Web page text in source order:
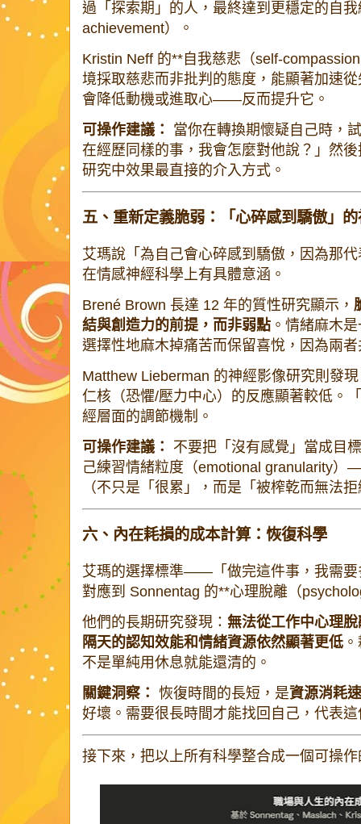
過「探索期」的人，最終達到更穩定的自
achievement）。
Kristin Neff 的**自我慈悲（self-
境採取慈悲而非批判的態度，能顯著加速
會降低動機或進取心——反而提升它。
可操作建議：
當你在轉換期懷疑自己時，
在經歷同樣的事，我會怎麼對他說？」然
研究中效果最直接的介入方式。
五、重新定義脆弱：「心碎感到驕傲」
艾瑪說「為自己會心碎感到驕傲，因為那
在情感神經科學上有具體意涵。
Brené Brown 長達 12 年的質性研究顯示，
結與創造力的前提，而非弱點 。情緒麻木
選擇性地麻木掉痛苦而保留喜悅，因為兩
Matthew Lieberman 的神經影像研究則發
仁核（恐懼/壓力中心）的反應顯著較低。
經層面的調節機制。
可操作建議：
不要把「沒有感覺」當成目
己練習情緒粒度（emotional granularity
（不只是「很累」，而是「被榨乾而無法
六、內在耗損的成本計算：恢復科學
艾瑪的選擇標準——「做完這件事，我需
對應到 Sonnentag 的**心理脫離（
他們的長期研究發現： 無法從工作中心理
隔天的認知效能和情緒資源依然顯著更低
不是單純用休息就能還清的。
關鍵洞察： 恢復時間的長短，是資源消耗
好壞。需要很長時間才能找回自己，代表
接下來，把以上所有科學整合成一個可操